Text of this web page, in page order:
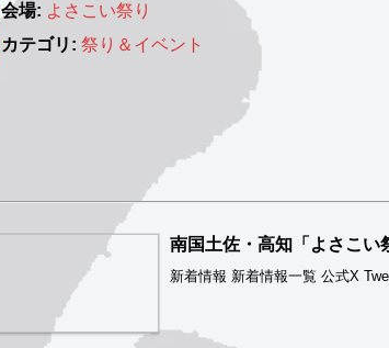
会場: よさこい祭り
カテゴリ: 祭り＆イベント
南国土佐・高知「よさこい
新着情報 新着情報一覧 公式X